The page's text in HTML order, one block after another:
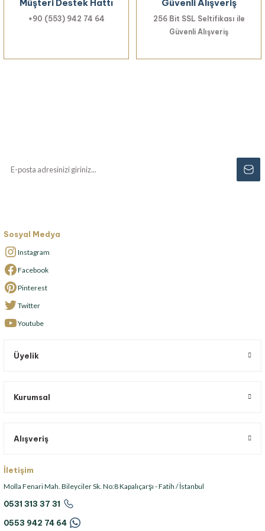
Müşteri Destek Hattı
+90 (553) 942 74 64
Güvenli Alışveriş
256 Bit SSL Seltifikası ile
Güvenli Alışveriş
Sosyal Medya
Instagram
Facebook
Pinterest
Twitter
Youtube
Üyelik
Kurumsal
Alışveriş
İletişim
Molla Fenari Mah. Bileyciler Sk. No:8 Kapalıçarşı - Fatih / İstanbul
0531 313 37 31
0553 942 74 64